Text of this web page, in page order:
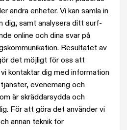
andra enheter. Vi kan samla in
dig, samt analysera ditt surf-
online och dina svar på
Resultatet av
det möjligt för oss att
kontaktar dig med information
evenemang och
är skräddarsydda och
För att göra det använder vi
annan teknik för